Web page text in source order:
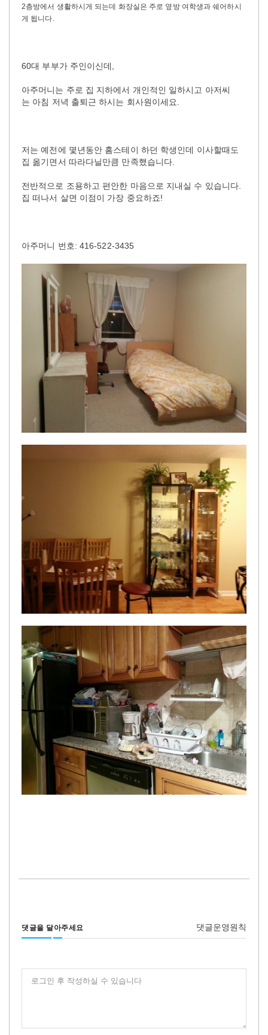
2층방에서 생활하시게 되는데 화장실은 주로 옆방 여학생과 쉐어하시
게 됩니다.
60대 부부가 주인이신데,
아주머니는 주로 집 지하에서 개인적인 일하시고 아저씨
는 아침 저녁 출퇴근 하시는 회사원이세요.
저는 예전에 몇년동안 홈스테이 하던 학생인데 이사할때도
집 옮기면서 따라다닐만큼 만족했습니다.
전반적으로 조용하고 편안한 마음으로 지내실 수 있습니다.
집 떠나서 살면 이점이 가장 중요하죠!
아주머니 번호: 416-522-3435
댓글을 달아주세요 댓글운영원칙
로그인 후 작성하실 수 있습니다